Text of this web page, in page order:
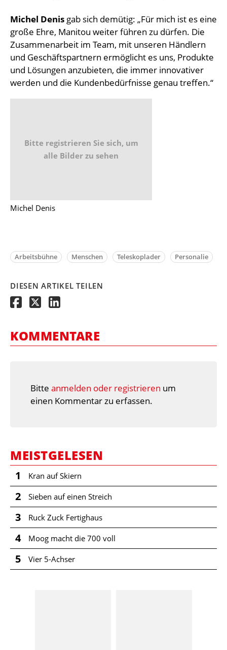
Michel Denis gab sich demütig: „Für mich ist es eine
große Ehre, Manitou weiter führen zu dürfen. Die
Zusammenarbeit im Team, mit unseren Händlern
und Geschäftspartnern ermöglicht es uns, Produkte
und Lösungen anzubieten, die immer innovativer
werden und die Kundenbedürfnisse genau treffen.“
Bitte registrieren Sie sich, um
alle Bilder zu sehen
Michel Denis
Arbeitsbühne Menschen Teleskoplader Personalie
DIESEN ARTIKEL TEILEN
KOMMENTARE
Bitte anmelden oder registrieren um
einen Kommentar zu erfassen.
MEISTGELESEN
1 Kran auf Skiern
2 Sieben auf einen Streich
3 Ruck Zuck Fertighaus
4 Moog macht die 700 voll
5 Vier 5-Achser